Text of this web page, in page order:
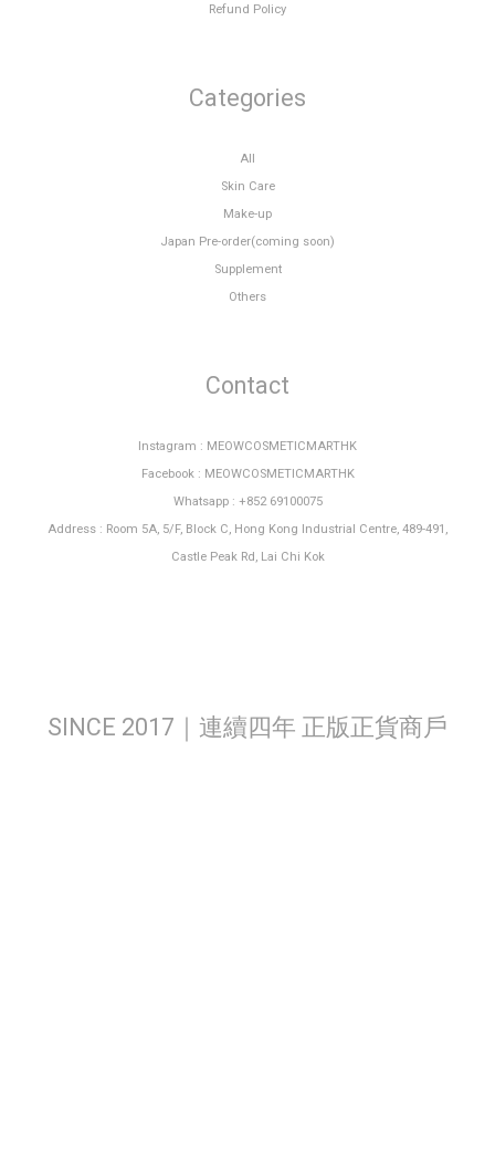
Refund Policy
Categories
All
Skin Care
Make-up
Japan Pre-order(coming soon)
Supplement
Others
Contact
Instagram : MEOWCOSMETICMARTHK
Facebook : MEOWCOSMETICMARTHK
Whatsapp : +852 69100075
Address : Room 5A, 5/F, Block C, Hong Kong Industrial Centre, 489-491,
Castle Peak Rd, Lai Chi Kok
SINCE 2017｜連續四年 正版正貨商戶